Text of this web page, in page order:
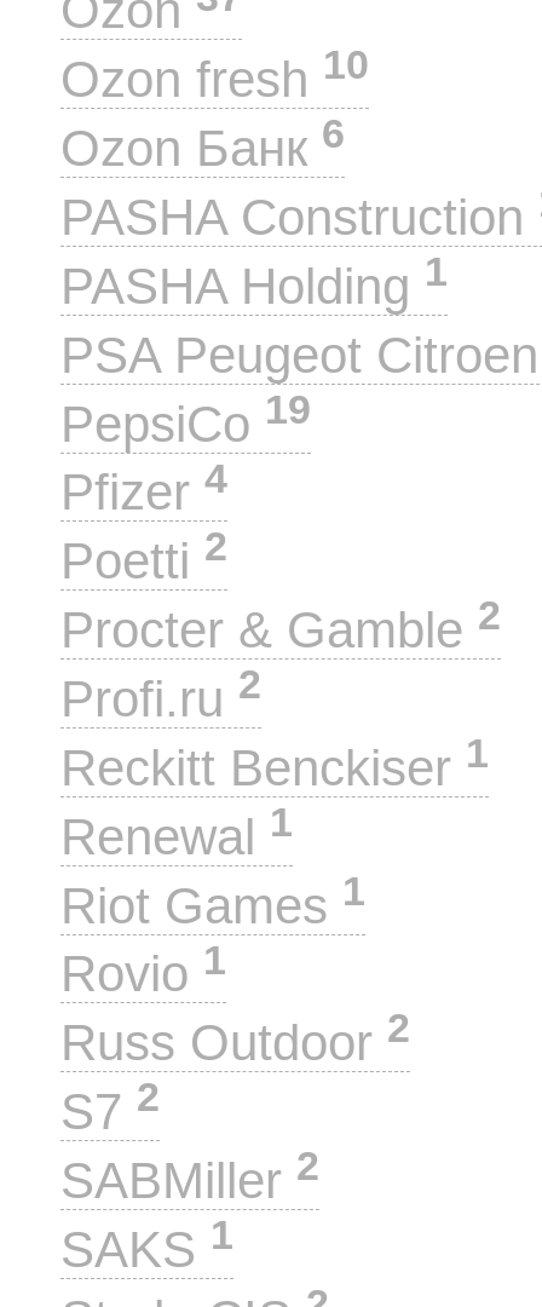
Ozon fresh 10
Ozon Банк 6
PASHA Construction
PASHA Holding 1
PSA Peugeot
PepsiCo 19
Pfizer 4
Poetti 2
Procter & Gamble 2
Profi.ru 2
Reckitt Benckiser 1
Renewal 1
Riot Games 1
Rovio 1
Russ Outdoor 2
S7 2
SABMiller 2
SAKS 1